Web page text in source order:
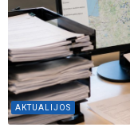
AKTUALIJOS